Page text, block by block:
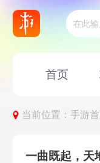
首页
当前位置：手游
一曲既起，天